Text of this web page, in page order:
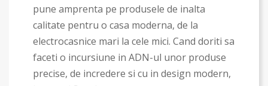
pune amprenta pe produsele de inalta
calitate pentru o casa moderna, de la
electrocasnice mari la cele mici. Cand doriti sa
faceti o incursiune in ADN-ul unor produse
precise, de incredere si cu in design modern,